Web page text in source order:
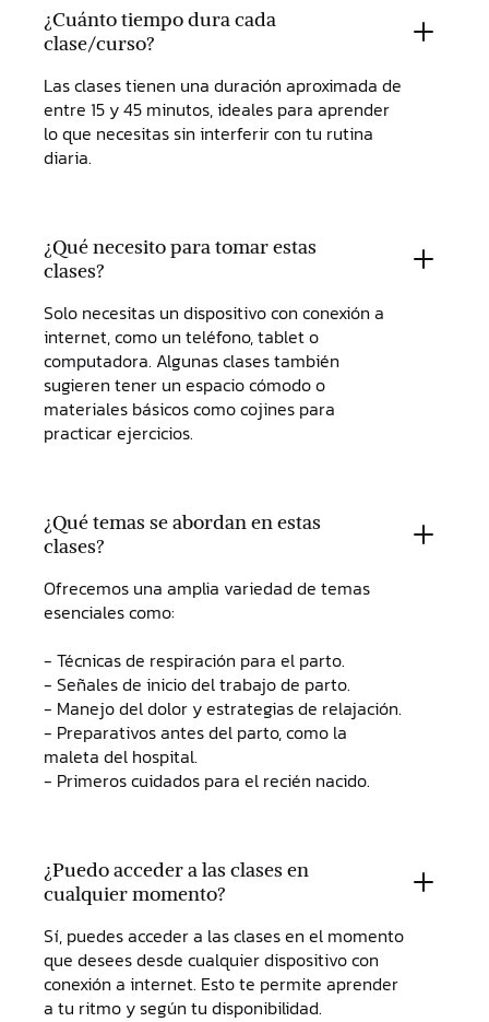
¿Cuánto tiempo dura cada
clase/curso?
Las clases tienen una duración aproximada de
entre 15 y 45 minutos, ideales para aprender
lo que necesitas sin interferir con tu rutina
diaria.
¿Qué necesito para tomar estas
clases?
Solo necesitas un dispositivo con conexión a
internet, como un teléfono, tablet o
computadora. Algunas clases también
sugieren tener un espacio cómodo o
materiales básicos como cojines para
practicar ejercicios.
¿Qué temas se abordan en estas
clases?
Ofrecemos una amplia variedad de temas
esenciales como:
- Técnicas de respiración para el parto.
- Señales de inicio del trabajo de parto.
- Manejo del dolor y estrategias de relajación.
- Preparativos antes del parto, como la
maleta del hospital.
- Primeros cuidados para el recién nacido.
¿Puedo acceder a las clases en
cualquier momento?
Sí, puedes acceder a las clases en el momento
que desees desde cualquier dispositivo con
conexión a internet. Esto te permite aprender
a tu ritmo y según tu disponibilidad.